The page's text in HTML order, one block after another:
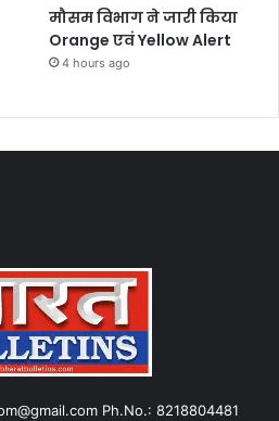
मौसम विभाग ने जारी किया
Orange एवं Yellow Alert
4 hours ago
Ph.No.: 8218804481